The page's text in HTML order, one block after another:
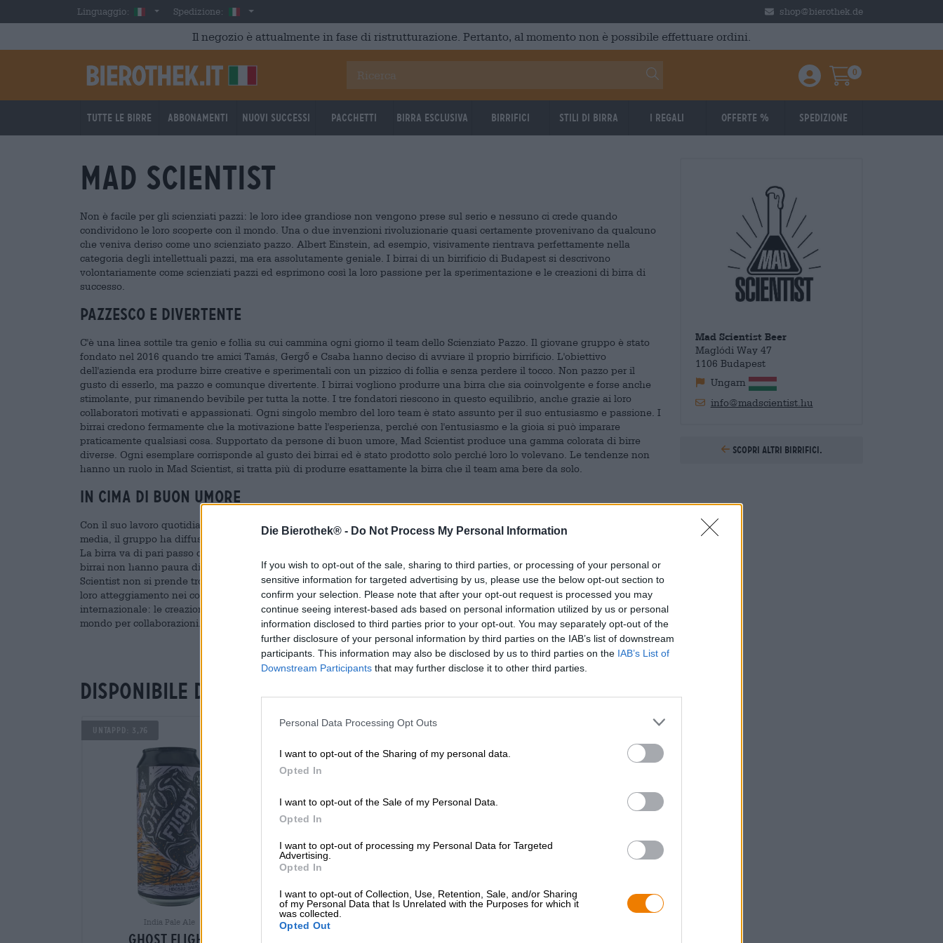
Die Bierothek® - Do Not Process My Personal Information
If you wish to opt-out of the sale, sharing to third parties, or processing of your personal or
sensitive information for targeted advertising by us, please use the below opt-out section to
confirm your selection. Please note that after your opt-out request is processed you may
continue seeing interest-based ads based on personal information utilized by us or personal
information disclosed to third parties prior to your opt-out. You may separately opt-out of the
further disclosure of your personal information by third parties on the IAB’s list of downstream
participants. This information may also be disclosed by us to third parties on the IAB’s List of
Downstream Participants that may further disclose it to other third parties.
Personal Data Processing Opt Outs
I want to opt-out of the Sharing of my personal data.
Opted In
I want to opt-out of the Sale of my Personal Data.
Opted In
I want to opt-out of processing my Personal Data for Targeted
Advertising.
Opted In
I want to opt-out of Collection, Use, Retention, Sale, and/or Sharing
of my Personal Data that Is Unrelated with the Purposes for which it
was collected.
Opted Out
Skip to main contentLinguaggio: ItalianSpedizione: Italia shop@bierothek.de
Il negozio è attualmente in fase di ristrutturazione. Pertanto, al momento non è possibile effettuare ordini.
Einloggen / Anmelden
Warenkorb
0
Tutte le birre Abbonamenti Nuovi successi Pacchetti Birra Esclusiva Birrifici Stili di birra I regali Offerte % Spedizione
Mad Scientist
Non è facile per gli scienziati pazzi: le loro idee grandiose non vengono prese sul serio e nessuno ci crede quando
condividono le loro scoperte con il mondo. Una o due invenzioni rivoluzionarie quasi certamente provenivano da qualcuno
che veniva deriso come uno scienziato pazzo. Albert Einstein, ad esempio, visivamente rientrava perfettamente nella
categoria degli intellettuali pazzi, ma era assolutamente geniale. I birrai di un birrificio di Budapest si descrivono
volontariamente come scienziati pazzi ed esprimono così la loro passione per la sperimentazione e le creazioni di birra di
successo.
Pazzesco e divertente
C'è una linea sottile tra genio e follia su cui cammina ogni giorno il team dello Scienziato Pazzo. Il giovane gruppo è stato
fondato nel 2016 quando tre amici Tamás, Gergő e Csaba hanno deciso di avviare il proprio birrificio. L'obiettivo
dell'azienda era produrre birre creative e sperimentali con un pizzico di follia e senza perdere il tocco. Non pazzo per il
gusto di esserlo, ma pazzo e comunque divertente. I birrai vogliono produrre una birra che sia coinvolgente e forse anche
stimolante, pur rimanendo bevibile per tutta la notte. I tre fondatori riescono in questo equilibrio, anche grazie ai loro
collaboratori motivati e appassionati. Ogni singolo membro del loro team è stato assunto per il suo entusiasmo e passione. I
birrai credono fermamente che la motivazione batte l'esperienza, perché con l'entusiasmo e la gioia si può imparare
praticamente qualsiasi cosa. Supportato da persone di buon umore, Mad Scientist produce una gamma colorata di birre
diverse. Ogni esemplare corrisponde al gusto dei birrai ed è stato prodotto solo perché loro lo volevano. Le tendenze non
hanno un ruolo in Mad Scientist, si tratta più di produrre esattamente la birra che il team ama bere da solo.
In cima di buon umore
Con il suo lavoro quotidiano il birrificio vuole trasmettere vibrazioni positive e raggiungere le persone. Attraverso i social
media, il gruppo ha diffuso messaggi di empowerment durante la pandemia e ha supportato virtualmente la sua comunità.
La birra va di pari passo con questo atteggiamento ed è destinata a diffondere positività e gioia. In linea con il loro titolo, i
birrai non hanno paura di usare ingredienti insoliti e produrre birre che farebbero svenire qualsiasi fondamentalista. Mad
Scientist non si prende troppo sul serio e crea birre con divertimento e umorismo che rappresentano meravigliosamente il
loro atteggiamento nei confronti della vita. Il loro concetto ha dato loro una buona reputazione nel panorama birrario
internazionale: le creazioni di Mad Scientist sono bevute in tutto il mondo e i birrai sono stati ospiti in tutti gli angoli del
mondo per collaborazioni.
Mad Scientist Beer
Maglódi Way 47
1106 Budapest
Ungarn
info@madscientist.hu
Scopri altri birrifici.
Disponibile da noi
Untappd: 3,76
India Pale Ale
ghost flight